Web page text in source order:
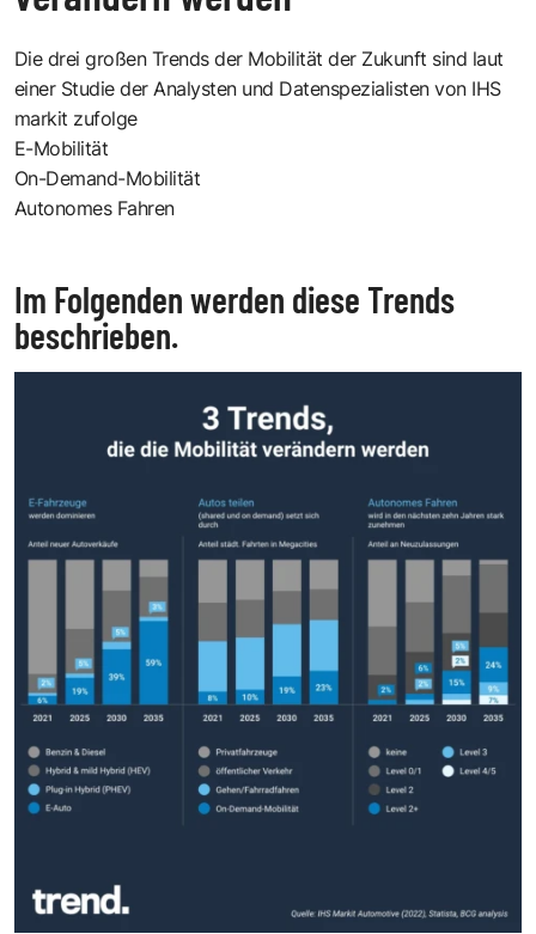
Die drei großen Trends der Mobilität der Zukunft sind laut
einer Studie der Analysten und Datenspezialisten von IHS
markit zufolge
E-Mobilität
On-Demand-Mobilität
Autonomes Fahren
Im Folgenden werden diese Trends
beschrieben.